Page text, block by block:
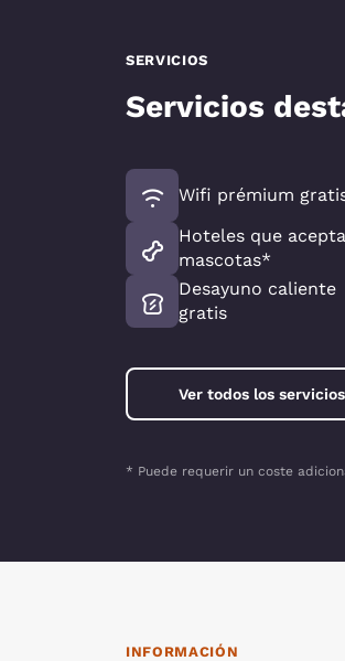
SERVICIOS
Servicios
Wifi prémium
Hoteles que
mascotas*
Desayuno caliente
gratis
Ver todos los servicios
* Puede requerir un coste
INFORMACIÓN